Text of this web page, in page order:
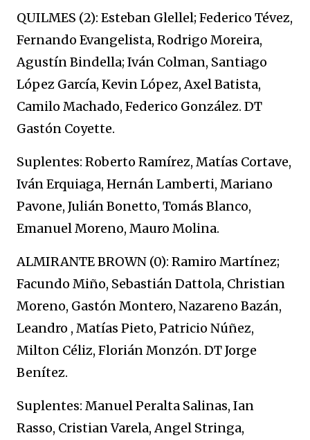
QUILMES (2): Esteban Glellel; Federico Tévez,
Fernando Evangelista, Rodrigo Moreira,
Agustín Bindella; Iván Colman, Santiago
López García, Kevin López, Axel Batista,
Camilo Machado, Federico González. DT
Gastón Coyette.
Suplentes: Roberto Ramírez, Matías Cortave,
Iván Erquiaga, Hernán Lamberti, Mariano
Pavone, Julián Bonetto, Tomás Blanco,
Emanuel Moreno, Mauro Molina.
ALMIRANTE BROWN (0): Ramiro Martínez;
Facundo Miño, Sebastián Dattola, Christian
Moreno, Gastón Montero, Nazareno Bazán,
Leandro , Matías Pieto, Patricio Núñez,
Milton Céliz, Florián Monzón. DT Jorge
Benítez.
Suplentes: Manuel Peralta Salinas, Ian
Rasso, Cristian Varela, Angel Stringa,